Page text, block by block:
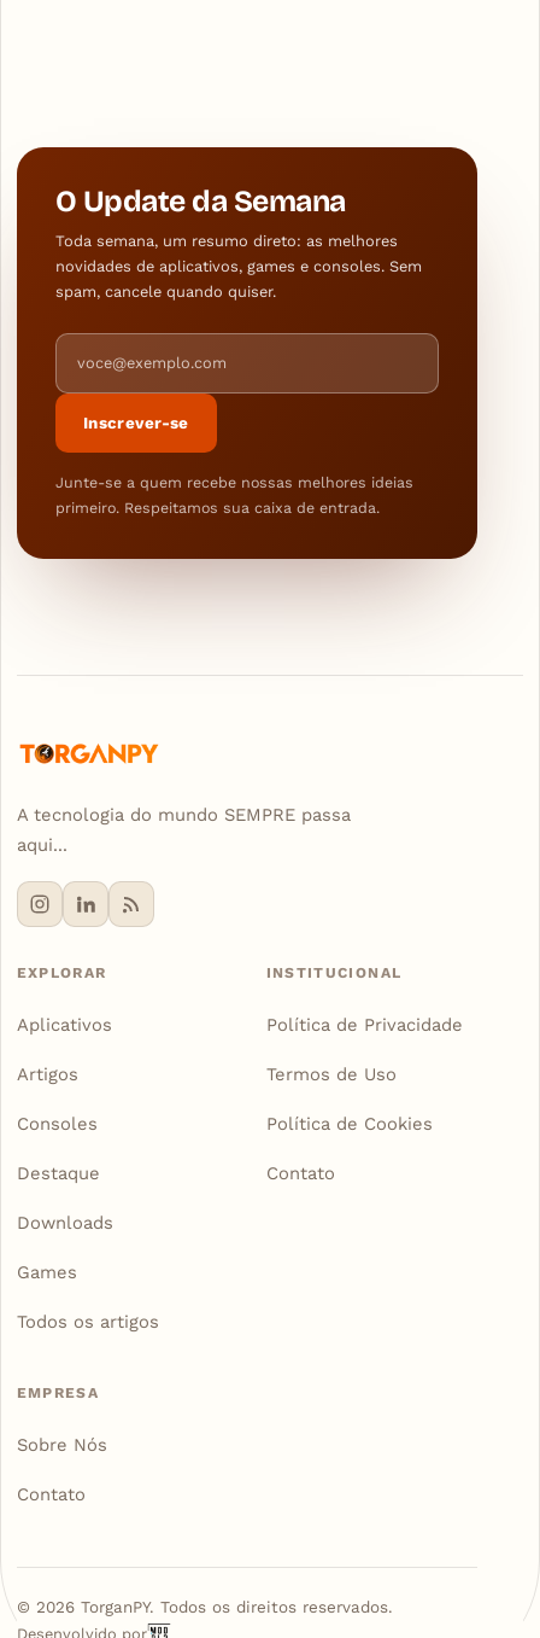
O Update da Semana
Toda semana, um resumo direto: as melhores
novidades de aplicativos, games e consoles. Sem
spam, cancele quando quiser.
Endereço de e-mail
Inscrever-se
Junte-se a quem recebe nossas melhores ideias
primeiro. Respeitamos sua caixa de entrada.
A tecnologia do mundo SEMPRE passa
aqui...
EXPLORAR
Aplicativos
Artigos
Consoles
Destaque
Downloads
Games
Todos os artigos
INSTITUCIONAL
Política de Privacidade
Termos de Uso
Política de Cookies
Contato
EMPRESA
Sobre Nós
Contato
© 2026TorganPY. Todos os direitos reservados.
Desenvolvido por